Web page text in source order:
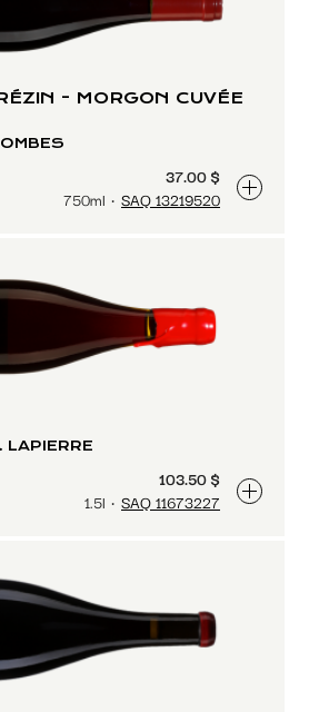
- MORGON CUVÉE
37.00 $
750ml
SAQ 13219520
LAPIERRE
103.50 $
1.5l
SAQ 11673227